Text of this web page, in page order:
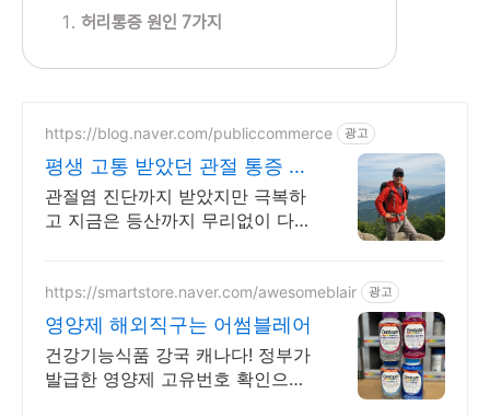
허리통증 원인 7가지
https://blog.naver.com/publiccommerce 광고
평생 고통 받았던 관절 통증 이
제는 극복했습니다.
관절염 진단까지 받았지만 극복하
고 지금은 등산까지 무리없이 다니
https://smartstore.naver.com/awesomeblair 광고
영양제 해외직구는 어썸블레어
건강기능식품 강국 캐나다! 정부가
발급한 영양제 고유번호 확인으로